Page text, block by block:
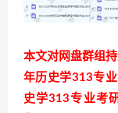
本文对网盘群组
年历史学313专
史学313专业考